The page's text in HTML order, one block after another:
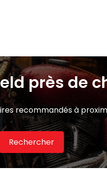
près de
recommandés à
Rechercher